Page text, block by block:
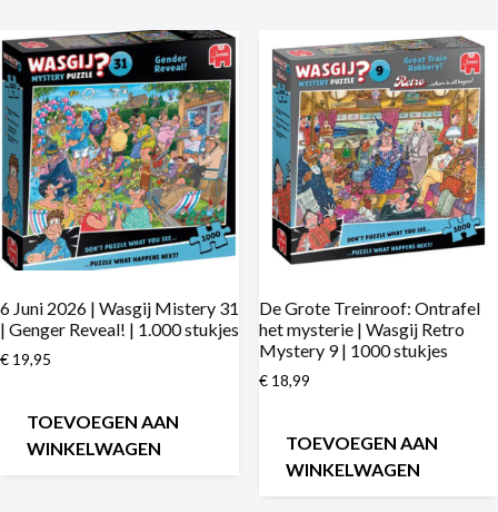
6 Juni 2026 | Wasgij Mistery 31
| Genger Reveal! | 1.000 stukjes
€ 19,95
TOEVOEGEN AAN
WINKELWAGEN
De Grote Treinroof: Ontrafel
het mysterie | Wasgij Retro
Mystery 9 | 1000 stukjes
€18,99
TOEVOEGEN AAN
WINKELWAGEN